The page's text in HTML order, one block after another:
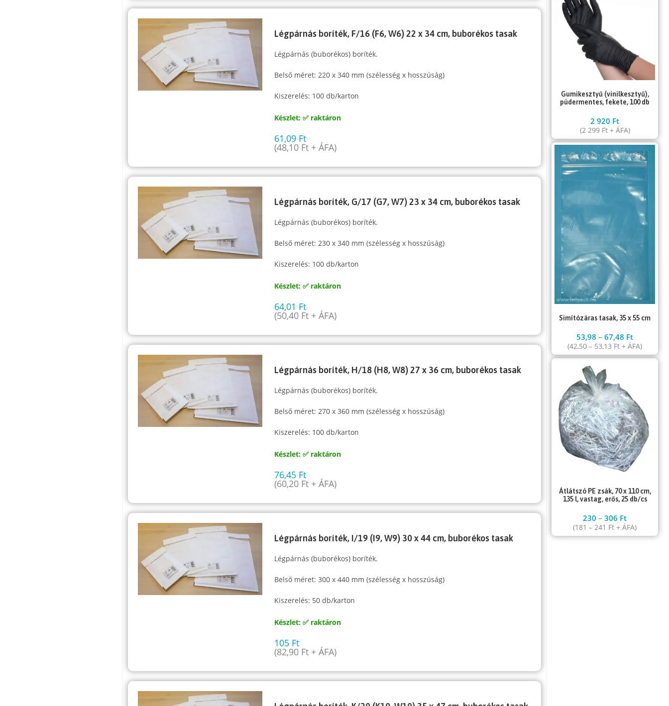
Légpárnás boríték, F/16 (F6, W6) 22 x 34 cm, buborékos tasak
Légpárnás (buborékos) boríték.
Belső méret: 220 x 340 mm (szélesség x hosszúság)
Kiszerelés: 100 db/karton
Készlet: ✅ raktáron
61,09 Ft
(48,10 Ft + ÁFA)
Légpárnás boríték, G/17 (G7, W7) 23 x 34 cm, buborékos tasak
Légpárnás (buborékos) boríték.
Belső méret: 230 x 340 mm (szélesség x hosszúság)
Kiszerelés: 100 db/karton
Készlet: ✅ raktáron
64,01 Ft
(50,40 Ft + ÁFA)
Légpárnás boríték, H/18 (H8, W8) 27 x 36 cm, buborékos tasak
Légpárnás (buborékos) boríték.
Belső méret: 270 x 360 mm (szélesség x hosszúság)
Kiszerelés: 100 db/karton
Készlet: ✅ raktáron
76,45 Ft
(60,20 Ft + ÁFA)
Légpárnás boríték, I/19 (I9, W9) 30 x 44 cm, buborékos tasak
Légpárnás (buborékos) boríték.
Belső méret: 300 x 440 mm (szélesség x hosszúság)
Kiszerelés: 50 db/karton
Készlet: ✅ raktáron
105 Ft
(82,90 Ft + ÁFA)
Gumikesztyű (vinilkesztyű),
púdermentes, fekete, 100 db
2 920 Ft
(2 299 Ft+ ÁFA)
Simítózáras tasak, 35 x 55 cm
53,98–67,48 Ft
(42,50– 53,13 Ft + ÁFA)
Átlátszó PE zsák, 70 x 110 cm,
135 l, vastag, erős, 25 db/cs
230–306 Ft
(181–241 Ft + ÁFA)